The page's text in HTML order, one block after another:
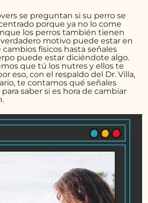
se preguntan si su perro se
porque ya no lo come
los perros también tienen
motivo puede estar en
cambios físicos hasta señales
puede estar diciéndote algo.
que tú los nutres y ellos te
eso, con el respaldo del Dr. Villa,
te contamos qué señales
saber si es hora de cambiar